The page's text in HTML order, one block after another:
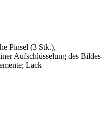
Pinsel (3 Stk.),
Aufschlüsselung des Bildes
Lack